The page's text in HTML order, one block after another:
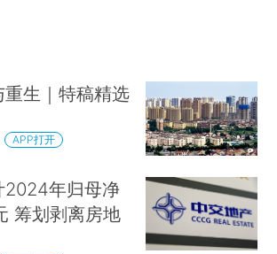
重生｜特稿精选
APP打开
2024年归母净
筹划剥离房地